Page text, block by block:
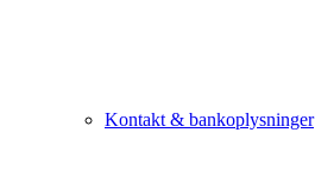
Kontakt & bankoplysninger